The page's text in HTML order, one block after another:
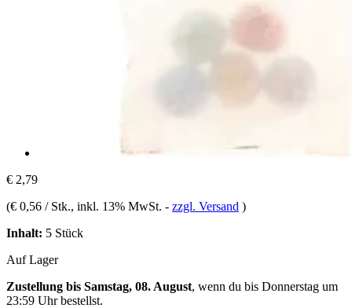
€ 2,79
(€ 0,56 / Stk., inkl. 13% MwSt. - zzgl. Versand )
Inhalt: 5 Stück
Auf Lager
Zustellung bis Samstag, 08. August, wenn du bis Donnerstag um
23:59 Uhrbestellst.